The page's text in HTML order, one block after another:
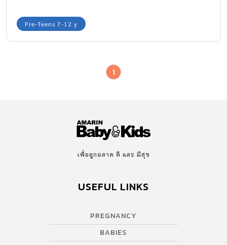
Pre-Teens 7-12 y
1
เพื่อลูกฉลาด ดี และ มีสุข
USEFUL LINKS
PREGNANCY
BABIES